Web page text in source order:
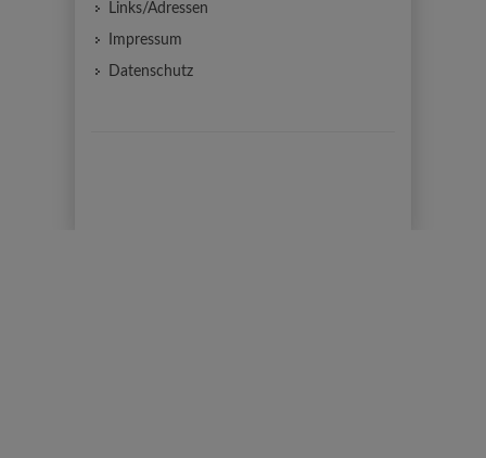
Links/Adressen
Impressum
Datenschutz